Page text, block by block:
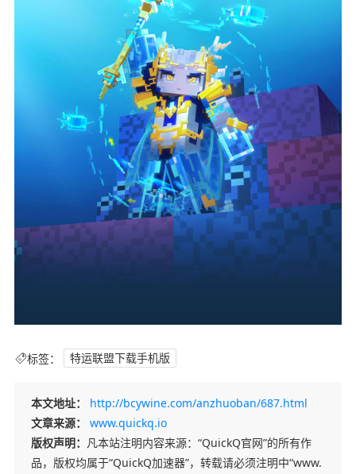
标签： 特运联盟下载手机版
本文地址：
http://bcywine.com/anzhuoban/687.html
文章来源：
www.quickq.io
版权声明： 凡本站注明内容来源：“QuickQ官网”的所有作
品，版权均属于“QuickQ加速器”，转载请必须注明中“www.